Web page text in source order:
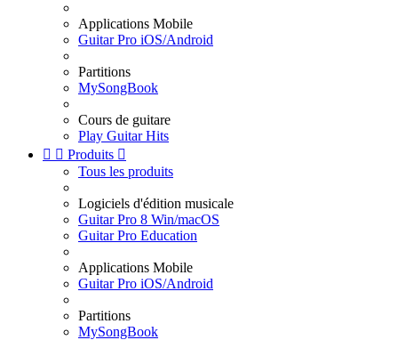
Applications Mobile
Guitar Pro iOS/Android
Partitions
MySongBook
Cours de guitare
Play Guitar Hits
  Produits 
Tous les produits
Logiciels d'édition musicale
Guitar Pro 8 Win/macOS
Guitar Pro Education
Applications Mobile
Guitar Pro iOS/Android
Partitions
MySongBook